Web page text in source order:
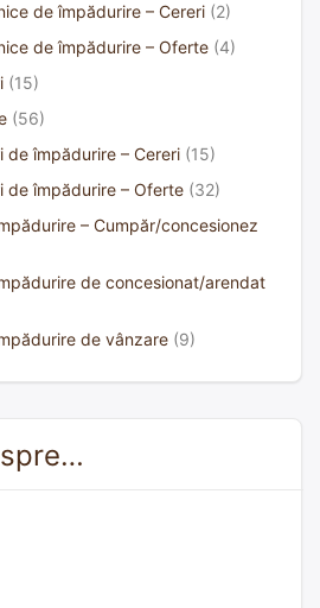
de împădurire – Cereri (2)
de împădurire – Oferte (4)
(15)
(56)
de împădurire – Cereri (15)
de împădurire – Oferte (32)
– Cumpăr/concesionez
de concesionat/arendat
de vânzare (9)